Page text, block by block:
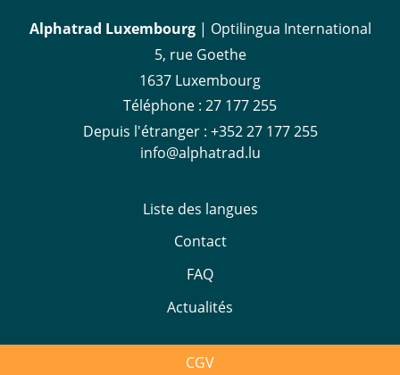
Alphatrad Luxembourg | Optilingua International
5, rue Goethe
1637 Luxembourg
Téléphone : 27 177 255
Depuis l'étranger : +352 27 177 255
info@alphatrad.lu
Liste des langues
Contact
FAQ
Actualités
CGV